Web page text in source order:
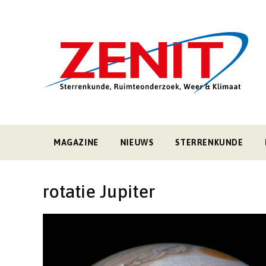
MAGAZINE NIEUWS STERRENKUNDE
rotatie Jupiter